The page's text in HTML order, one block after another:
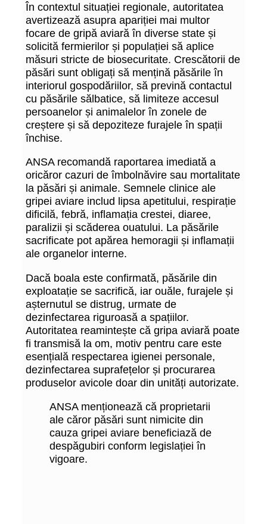
În contextul situației regionale, autoritatea
avertizează asupra apariției mai multor
focare de gripă aviară în diverse state și
solicită fermierilor și populației să aplice
măsuri stricte de biosecuritate. Crescătorii de
păsări sunt obligați să mențină păsările în
interiorul gospodăriilor, să prevină contactul
cu păsările sălbatice, să limiteze accesul
persoanelor și animalelor în zonele de
creștere și să depoziteze furajele în spații
închise.
ANSA recomandă raportarea imediată a
oricăror cazuri de îmbolnăvire sau mortalitate
la păsări și animale. Semnele clinice ale
gripei aviare includ lipsa apetitului, respirație
dificilă, febră, inflamația crestei, diaree,
paralizii și scăderea ouatului. La păsările
sacrificate pot apărea hemoragii și inflamații
ale organelor interne.
Dacă boala este confirmată, păsările din
exploatație se sacrifică, iar ouăle, furajele și
așternutul se distrug, urmate de
dezinfectarea riguroasă a spațiilor.
Autoritatea reamintește că gripa aviară poate
fi transmisă la om, motiv pentru care este
esențială respectarea igienei personale,
dezinfectarea suprafețelor și procurarea
produselor avicole doar din unități autorizate.
ANSA menționează că proprietarii
ale căror păsări sunt nimicite din
cauza gripei aviare beneficiază de
despăgubiri conform legislației în
vigoare.